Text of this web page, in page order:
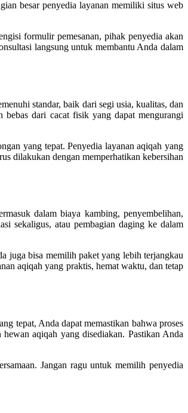
besar penyedia layanan memiliki situs web
formulir pemesanan, pihak penyedia akan
langsung untuk membantu Anda dalam
standar, baik dari segi usia, kualitas, dan
bebas dari cacat fisik yang dapat mengurangi
yang tepat. Penyedia layanan aqiqah yang
dilakukan dengan memperhatikan kebersihan
dalam biaya kambing, penyembelihan,
sekaligus, atau pembagian daging ke dalam
juga bisa memilih paket yang lebih terjangkau
aqiqah yang praktis, hemat waktu, dan tetap
tepat, Anda dapat memastikan bahwa proses
aqiqah yang disediakan. Pastikan Anda
Jangan ragu untuk memilih penyedia